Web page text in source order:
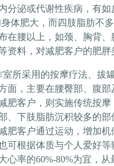
分泌或代谢性疾病，有
体肥大，而四肢脂肪不
在腰以上，如颈、胸背
资料，对减肥客户的肥胖
所采用的按摩疗法、拔
面，主要在腰臀部、腹
肥客户，则实施传统按
、下肢脂肪沉积较多的
肥客户通过运动，增加
可根据体质与个人爱好
心率的60%-80%为宜，从